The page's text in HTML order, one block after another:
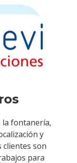
la fontanería,
y
clientes son
para